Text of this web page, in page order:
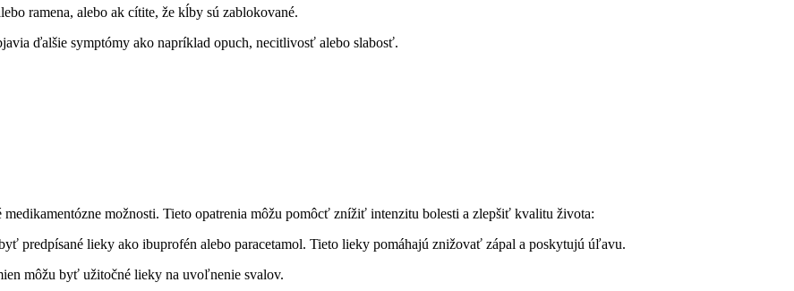
ramena, ‌alebo ak ⁣cítite, že kĺby sú‌ zablokované.
ďalšie symptómy ako napríklad opuch, necitlivosť alebo​ slabosť.
možnosti. Tieto opatrenia môžu pomôcť‍ znížiť intenzitu bolesti a zlepšiť kvalitu života:
‍predpísané‍ lieky ako ibuprofén‍ alebo paracetamol. Tieto lieky ‍pomáhajú znižovať zápal a⁣ poskytujú úľavu.
môžu byť ‍užitočné‍ lieky na uvoľnenie svalov.